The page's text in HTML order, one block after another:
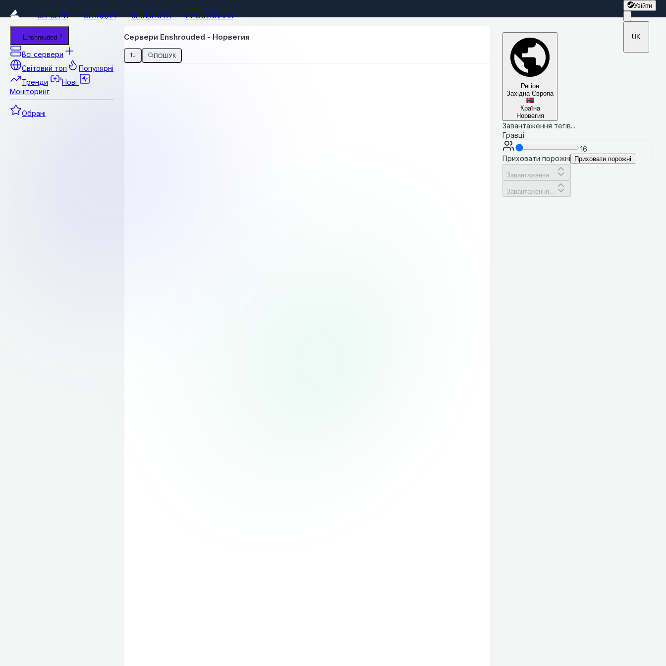
СЕРВЕРИ ОГЛЯДАЧ СПІЛЬНОТА ПРОСУВАННЯ
Увійти
UK
Enshrouded
Всі сервери
Світовий топ
Популярні
Тренди
Нові
Моніторинг
Обрані
Сервери Enshrouded - Норвегия
ПОШУК
Регіон
Західна Європа
Країна
Норвегия
Завантаження тегів...
Гравці
16
Приховати порожні
Приховати порожні
Завантаження...
Завантаження...